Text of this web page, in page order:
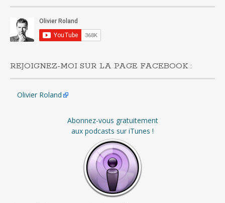
REJOIGNEZ-MOI SUR LA PAGE FACEBOOK :
Olivier Roland
Abonnez-vous gratuitement
aux podcasts sur iTunes !